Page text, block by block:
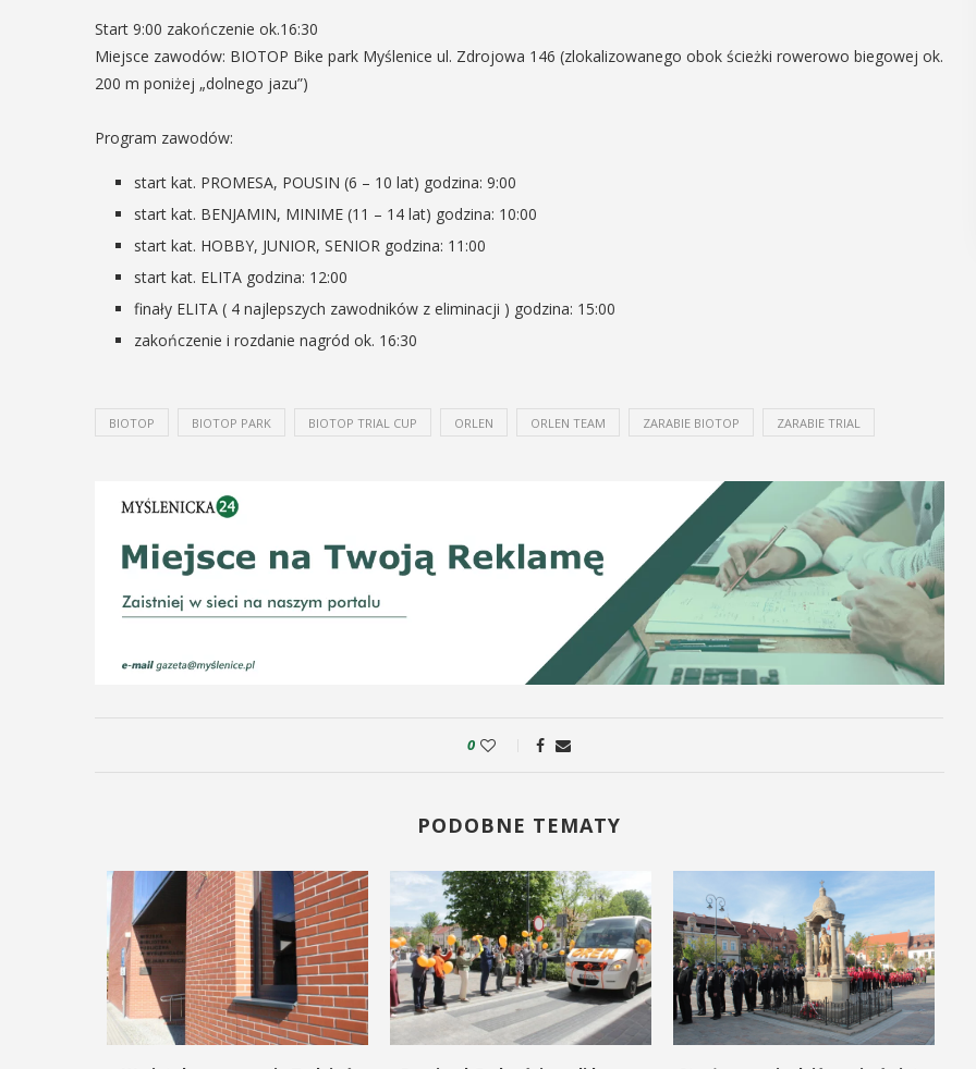
Start 9:00 zakończenie ok.16:30
Miejsce zawodów: BIOTOP Bike park Myślenice ul. Zdrojowa 146 (zlokalizowanego obok ścieżki rowerowo biegowej ok.
200 m poniżej „dolnego jazu”)
Program zawodów:
start kat. PROMESA, POUSIN (6 – 10 lat) godzina: 9:00
start kat. BENJAMIN, MINIME (11 – 14 lat) godzina: 10:00
start kat. HOBBY, JUNIOR, SENIOR godzina: 11:00
start kat. ELITA godzina: 12:00
finały ELITA ( 4 najlepszych zawodników z eliminacji ) godzina: 15:00
zakończenie i rozdanie nagród ok. 16:30
BIOTOP BIOTOP PARK BIOTOP TRIAL CUP ORLEN ORLEN TEAM ZARABIE BIOTOP ZARABIE TRIAL
0
PODOBNE TEMATY
Niepodległości w Myślenicach
SZCZEGÓŁY